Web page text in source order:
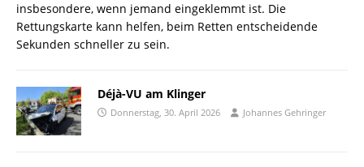
insbesondere, wenn jemand eingeklemmt ist. Die
Rettungskarte kann helfen, beim Retten entscheidende
Sekunden schneller zu sein.
Déjà-VU am Klinger
Donnerstag, 30. April 2026 Johannes Gehringer